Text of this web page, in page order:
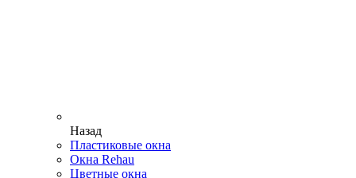
Назад
Пластиковые окна
Окна Rehau
Цветные окна